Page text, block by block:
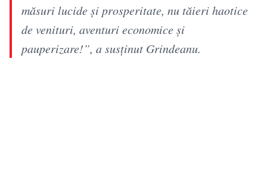
măsuri lucide şi prosperitate, nu tăieri haotice
de venituri, aventuri economice şi
pauperizare!”, a susţinut Grindeanu.